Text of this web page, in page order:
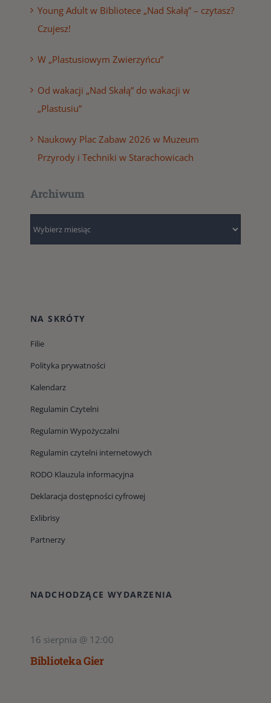
Young Adult w Bibliotece „Nad Skałą” – czytasz?
Czujesz!
W „Plastusiowym Zwierzyńcu”
Od wakacji „Nad Skałą” do wakacji w
„Plastusiu”
Naukowy Plac Zabaw 2026 w Muzeum
Przyrody i Techniki w Starachowicach
Archiwum
NA SKRÓTY
Filie
Polityka prywatności
Kalendarz
Regulamin Czytelni
Regulamin Wypożyczalni
Regulamin czytelni internetowych
RODO Klauzula informacyjna
Deklaracja dostępności cyfrowej
Exlibrisy
Partnerzy
NADCHODZĄCE WYDARZENIA
16 sierpnia @ 12:00
Biblioteka Gier